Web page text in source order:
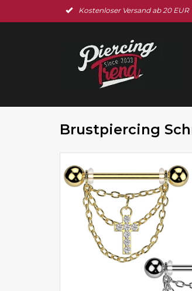
Kostenloser Versand ab 20 EUR
Brustpiercing